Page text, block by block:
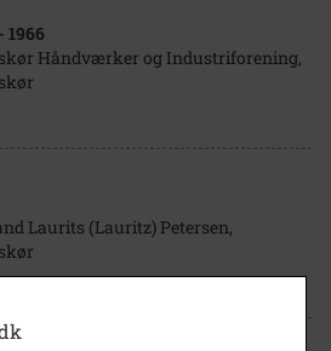
- 1966
Håndværker og Industriforening,
Laurits (Lauritz) Petersen,